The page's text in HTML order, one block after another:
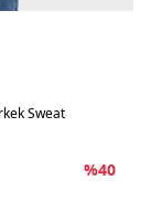
Sweat
%40